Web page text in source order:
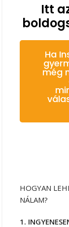
Itt
Ha
még
HOGYAN
NÁLAM?
1.